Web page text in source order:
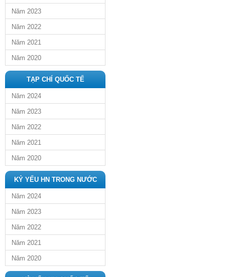
Năm 2023
Năm 2022
Năm 2021
Năm 2020
TẠP CHÍ QUỐC TẾ
Năm 2024
Năm 2023
Năm 2022
Năm 2021
Năm 2020
KỶ YẾU HN TRONG NƯỚC
Năm 2024
Năm 2023
Năm 2022
Năm 2021
Năm 2020